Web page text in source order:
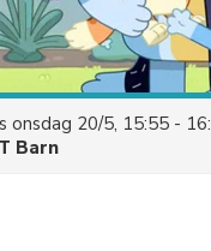
onsdag 20/5, 15:55 -
Barn